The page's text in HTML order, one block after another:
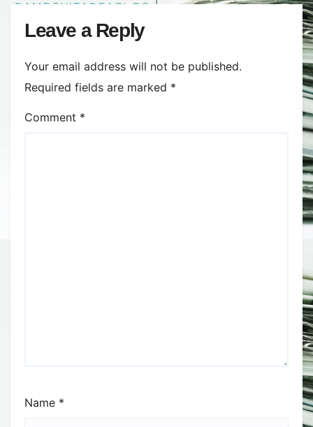
Leave a Reply
Your email address will not be published.
Required fields are marked *
Comment *
Name *